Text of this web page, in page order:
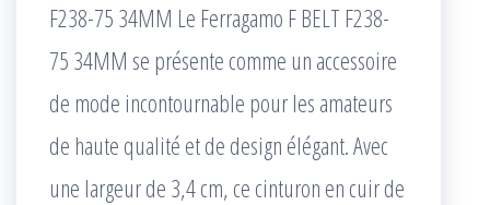
F238-75 34MM Le Ferragamo F BELT F238-
75 34MM se présente comme un accessoire
de mode incontournable pour les amateurs
de haute qualité et de design élégant. Avec
une largeur de 3,4 cm, ce cinturon en cuir de